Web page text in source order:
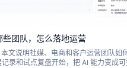
团队，怎么落地运营
文说明社媒、电商和客户运营团队如
录和试点复盘开始，把 AI 能力变成